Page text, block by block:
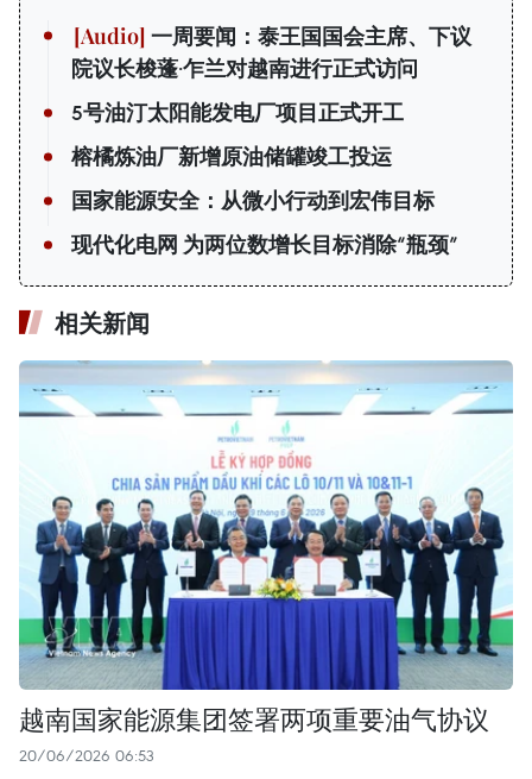
一周要闻：泰王国国会主席、下议
院议长梭蓬·乍兰对越南进行正式访问
5号油汀太阳能发电厂项目正式开工
榕橘炼油厂新增原油储罐竣工投运
国家能源安全：从微小行动到宏伟目标
现代化电网 为两位数增长目标消除“瓶颈”
相关新闻
越南国家能源集团签署两项重要油气协议
20/06/2026 06:53